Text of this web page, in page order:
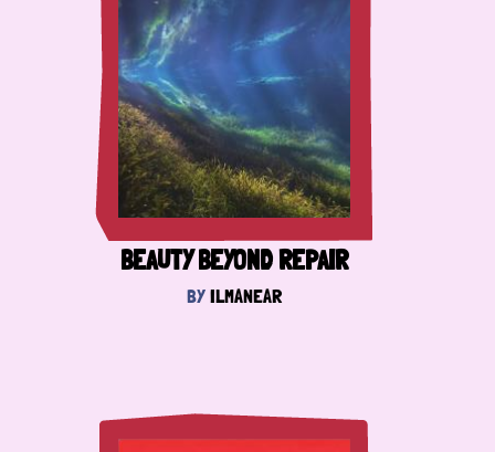
BEAUTY BEYOND REPAIR
BYILMANEAR